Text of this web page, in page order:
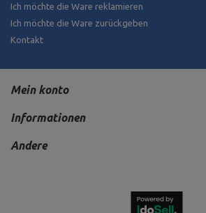
Ich möchte die Ware reklamieren
Ich möchte die Ware zurückgeben
Kontakt
Mein konto
Informationen
Andere